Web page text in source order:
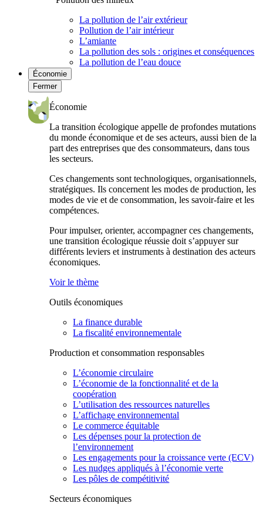
La pollution de l’air extérieur
Pollution de l’air intérieur
L’amiante
La pollution des sols : origines et conséquences
La pollution de l’eau douce
Économie
Fermer
Économie
La transition écologique appelle de profondes mutations
du monde économique et de ses acteurs, aussi bien de la
part des entreprises que des consommateurs, dans tous
les secteurs.
Ces changements sont technologiques, organisationnels,
stratégiques. Ils concernent les modes de production, les
modes de vie et de consommation, les savoir-faire et les
compétences.
Pour impulser, orienter, accompagner ces changements,
une transition écologique réussie doit s’appuyer sur
différents leviers et instruments à destination des acteurs
économiques.
Voir le thème
Outils économiques
La finance durable
La fiscalité environnementale
Production et consommation responsables
L’économie circulaire
L’économie de la fonctionnalité et de la
coopération
L’utilisation des ressources naturelles
L’affichage environnemental
Le commerce équitable
Les dépenses pour la protection de
l’environnement
Les engagements pour la croissance verte (ECV)
Les nudges appliqués à l’économie verte
Les pôles de compétitivité
Secteurs économiques